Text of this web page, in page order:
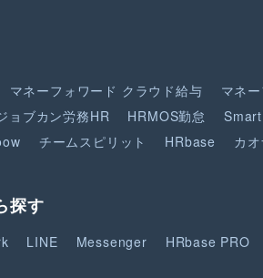
マネーフォワード クラウド給与 マネ
ョブカン労務HR HRMOS勤怠
チームスピリット HRbase カ
探す
LINE Messenger HRbase PRO